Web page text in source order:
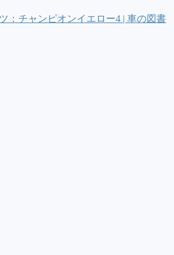
：チャンピオンイエロー4 | 車の図書